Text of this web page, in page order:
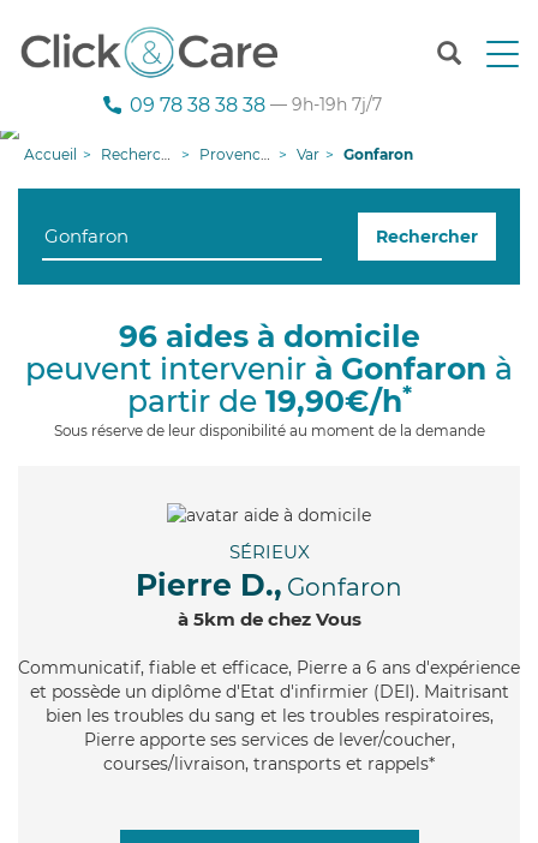
T
n
g
i
09 78 38 38 38 — 9h-19h 7j/7
Accueil Recherche aide à domicile Provence-Alpes-Côte d'Azur Var Gonfaron
Rechercher
96 aides à domicile
peuvent intervenir à Gonfaron à
partir de 19,90€/h*
Sous réserve de leur disponibilité au moment de la demande
SÉRIEUX
Pierre D., Gonfaron
à 5km de chez Vous
Communicatif, fiable et efficace, Pierre a 6 ans d'expérience
et possède un diplôme d'Etat d'infirmier (DEI). Maitrisant
bien les troubles du sang et les troubles respiratoires,
Pierre apporte ses services de lever/coucher,
courses/livraison, transports et rappels*